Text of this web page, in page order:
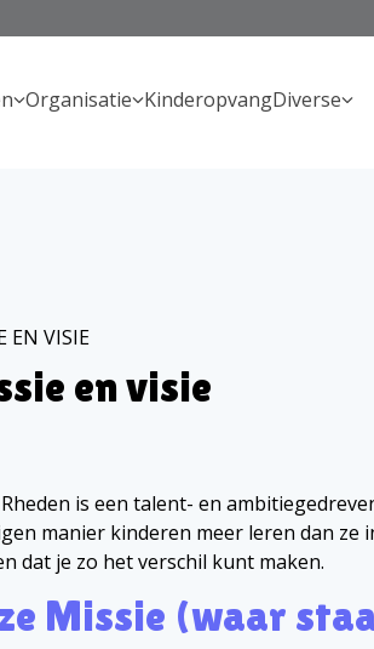
Organisatie KinderopvangDiverse
EN VISIE
en visie
Rheden is een talent- en
manier kinderen meer leren dan ze
dat je zo het verschil kunt maken.
Missie (waar